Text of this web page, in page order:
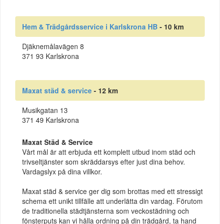
Hem & Trädgårdsservice i Karlskrona HB - 10 km
Djäknemålavägen 8
371 93 Karlskrona
Maxat städ & service - 12 km
Musikgatan 13
371 49 Karlskrona
Maxat Städ & Service
Vårt mål är att erbjuda ett komplett utbud inom städ och
trivseltjänster som skräddarsys efter just dina behov.
Vardagslyx på dina villkor.
Maxat städ & service ger dig som brottas med ett stressigt
schema ett unikt tillfälle att underlätta din vardag. Förutom
de traditionella städtjänsterna som veckostädning och
fönsterputs kan vi hålla ordning på din trädgård, ta hand